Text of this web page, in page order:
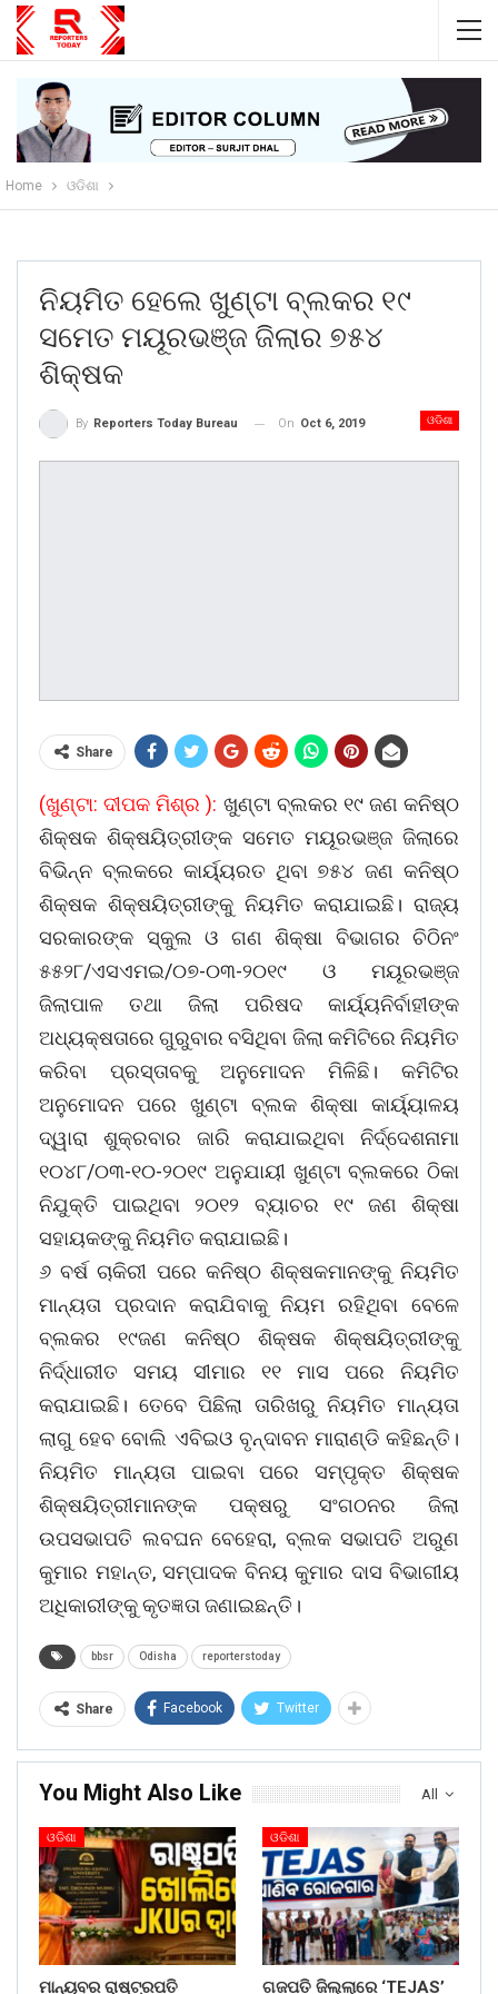
Home ଓଡିଶା
ନିୟମିତ ହେଲେ ଖୁଣ୍ଟା ବ୍ଲକର ୧୯
ସମେତ ମୟୂରଭଞ୍ଜ ଜିଲାର ୭୫୪
ଶିକ୍ଷକ
ଓଡିଶା
By Reporters Today Bureau On Oct 6, 2019
Share
(ଖୁଣ୍ଟା: ଦୀପକ ମିଶ୍ର ): ଖୁଣ୍ଟା ବ୍ଲକର ୧୯ ଜଣ କନିଷ୍ଠ
ଶିକ୍ଷକ ଶିକ୍ଷୟିତ୍ରୀଙ୍କ ସମେତ ମୟୂରଭଞ୍ଜ ଜିଲାରେ
ବିଭିନ୍ନ ବ୍ଲକରେ କାର୍ୟ୍ୟରତ ଥିବା ୭୫୪ ଜଣ କନିଷ୍ଠ
ଶିକ୍ଷକ ଶିକ୍ଷୟିତ୍ରୀଙ୍କୁ ନିୟମିତ କରାଯାଇଛି। ରାଜ୍ୟ
ସରକାରଙ୍କ ସ୍କୁଲ ଓ ଗଣ ଶିକ୍ଷା ବିଭାଗର ଚିଠିନଂ
୫୫୨୮/ଏସଏମଇ/୦୭-୦୩-୨୦୧୯ ଓ ମୟୂରଭଞ୍ଜ
ଜିଲାପାଳ ତଥା ଜିଲା ପରିଷଦ କାର୍ୟ୍ୟନିର୍ବାହୀଙ୍କ
ଅଧ୍ୟକ୍ଷତାରେ ଗୁରୁବାର ବସିଥିବା ଜିଲା କମିଟିରେ ନିୟମିତ
କରିବା ପ୍ରସ୍ତାବକୁ ଅନୁମୋଦନ ମିଳିଛି। କମିଟିର
ଅନୁମୋଦନ ପରେ ଖୁଣ୍ଟା ବ୍ଲକ ଶିକ୍ଷା କାର୍ୟ୍ୟାଳୟ
ଦ୍ୱାରା ଶୁକ୍ରବାର ଜାରି କରାଯାଇଥିବା ନିର୍ଦ୍ଦେଶନାମା
୧୦୪୮/୦୩-୧୦-୨୦୧୯ ଅନୁଯାୟୀ ଖୁଣ୍ଟା ବ୍ଲକରେ ଠିକା
ନିଯୁକ୍ତି ପାଇଥିବା ୨୦୧୨ ବ୍ୟାଚର ୧୯ ଜଣ ଶିକ୍ଷା
ସହାୟକଙ୍କୁ ନିୟମିତ କରାଯାଇଛି।
୬ ବର୍ଷ ଚାକିରୀ ପରେ କନିଷ୍ଠ ଶିକ୍ଷକମାନଙ୍କୁ ନିୟମିତ
ମାନ୍ୟତା ପ୍ରଦାନ କରାଯିବାକୁ ନିୟମ ରହିଥିବା ବେଳେ
ବ୍ଲକର ୧୯ଜଣ କନିଷ୍ଠ ଶିକ୍ଷକ ଶିକ୍ଷୟିତ୍ରୀଙ୍କୁ
ନିର୍ଦ୍ଧାରୀତ ସମୟ ସୀମାର ୧୧ ମାସ ପରେ ନିୟମିତ
କରାଯାଇଛି। ତେବେ ପିଛିଲା ତାରିଖରୁ ନିୟମିତ ମାନ୍ୟତା
ଲାଗୁ ହେବ ବୋଲି ଏବିଇଓ ବୃନ୍ଦାବନ ମାରାଣ୍ଡି କହିଛନ୍ତି।
ନିୟମିତ ମାନ୍ୟତା ପାଇବା ପରେ ସମ୍ପୃକ୍ତ ଶିକ୍ଷକ
ଶିକ୍ଷୟିତ୍ରୀମାନଙ୍କ ପକ୍ଷରୁ ସଂଗଠନର ଜିଲା
ଉପସଭାପତି ଲବଘନ ବେହେରା, ବ୍ଲକ ସଭାପତି ଅରୁଣ
କୁମାର ମହାନ୍ତ, ସମ୍ପାଦକ ବିନୟ କୁମାର ଦାସ ବିଭାଗୀୟ
ଅଧିକାରୀଙ୍କୁ କୃତଜ୍ଞତା ଜଣାଇଛନ୍ତି।
bbsr Odisha reporterstoday
Share Facebook Twitter
All
You Might Also Like
ଓଡିଶା
ମାନ୍ୟବର ରାଷ୍ଟ୍ରପତି
ଓଡିଶା
ଗଜପତି ଜିଲ୍ଲାରେ ‘TEJAS’